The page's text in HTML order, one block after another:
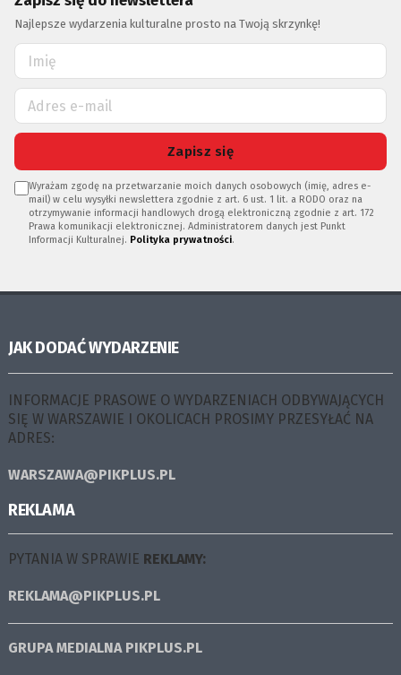
Najlepsze wydarzenia kulturalne prosto na Twoją skrzynkę!
Zapisz się
Wyrażam zgodę na przetwarzanie moich danych osobowych (imię, adres e-
mail) w celu wysyłki newslettera zgodnie z art. 6 ust. 1 lit. a RODO oraz na
otrzymywanie informacji handlowych drogą elektroniczną zgodnie z art. 172
Prawa komunikacji elektronicznej. Administratorem danych jest Punkt
Informacji Kulturalnej. Polityka prywatności.
JAK DODAĆ WYDARZENIE
INFORMACJE PRASOWE O WYDARZENIACH ODBYWAJĄCYCH
SIĘ W WARSZAWIE I OKOLICACH PROSIMY PRZESYŁAĆ NA
ADRES:
WARSZAWA@PIKPLUS.PL
REKLAMA
PYTANIA W SPRAWIE REKLAMY:
REKLAMA@PIKPLUS.PL
GRUPA MEDIALNA PIKPLUS.PL